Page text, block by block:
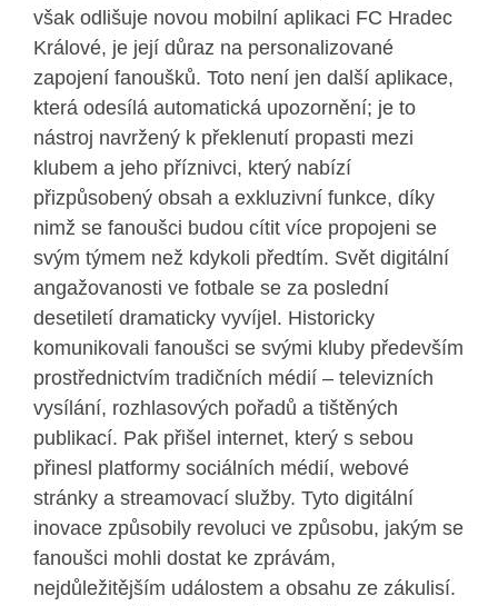
však odlišuje novou mobilní aplikaci FC Hradec
Králové, je její důraz na personalizované
zapojení fanoušků. Toto není jen další aplikace,
která odesílá automatická upozornění; je to
nástroj navržený k překlenutí propasti mezi
klubem a jeho příznivci, který nabízí
přizpůsobený obsah a exkluzivní funkce, díky
nimž se fanoušci budou cítit více propojeni se
svým týmem než kdykoli předtím. Svět digitální
angažovanosti ve fotbale se za poslední
desetiletí dramaticky vyvíjel. Historicky
komunikovali fanoušci se svými kluby především
prostřednictvím tradičních médií – televizních
vysílání, rozhlasových pořadů a tištěných
publikací. Pak přišel internet, který s sebou
přinesl platformy sociálních médií, webové
stránky a streamovací služby. Tyto digitální
inovace způsobily revoluci ve způsobu, jakým se
fanoušci mohli dostat ke zprávám,
nejdůležitějším událostem a obsahu ze zákulisí.